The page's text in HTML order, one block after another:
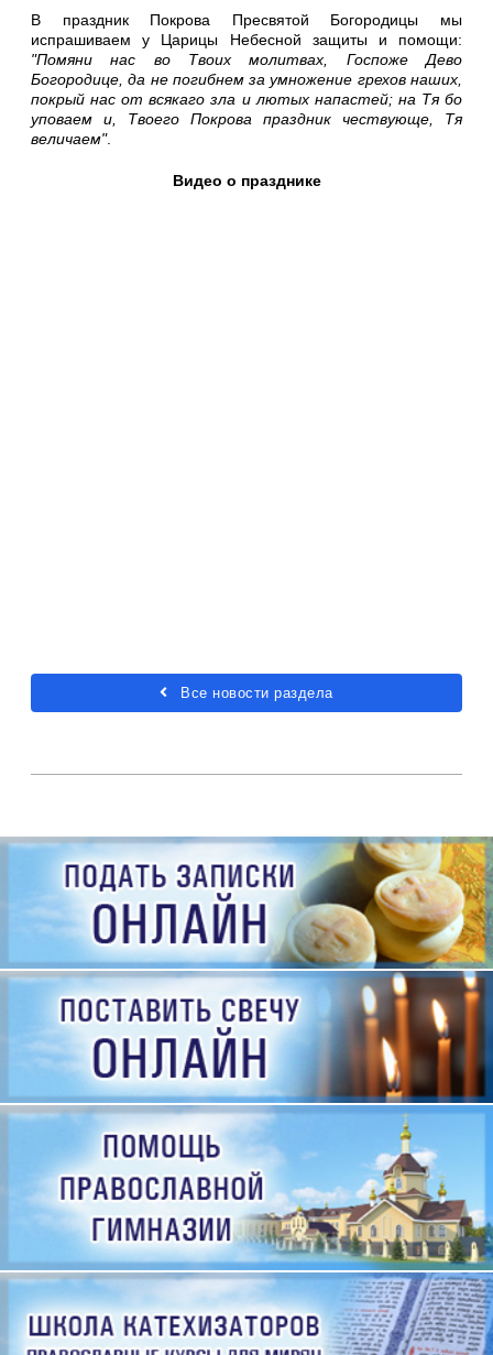
В праздник Покрова Пресвятой Богородицы мы
испрашиваем у Царицы Небесной защиты и помощи:
"Помяни нас во Твоих молитвах, Госпоже Дево
Богородице, да не погибнем за умножение грехов наших,
покрый нас от всякаго зла и лютых напастей; на Тя бо
уповаем и, Твоего Покрова праздник чествующе, Тя
величаем".
Видео о празднике
Все новости раздела